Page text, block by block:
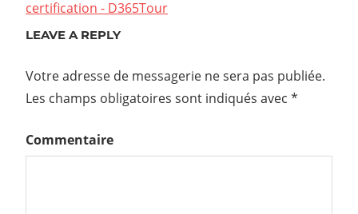
certification - D365Tour
LEAVE A REPLY
Votre adresse de messagerie ne sera pas publiée.
Les champs obligatoires sont indiqués avec *
Commentaire